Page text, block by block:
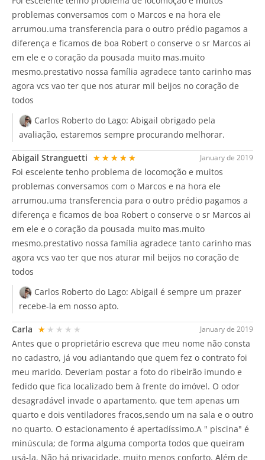
problemas conversamos com o Marcos e na hora ele
arrumou.uma transferencia para o outro prédio pagamos a
diferença e ficamos de boa Robert o conserve o sr Marcos ai
em ele e o coração da pousada muito mas.muito
mesmo.prestativo nossa família agradece tanto carinho mas
agora vcs vao ter que nos aturar mil beijos no coração de
todos
Carlos Roberto do Lago: Abigail obrigado pela
avaliação, estaremos sempre procurando melhorar.
January de 2019
Abigail Stranguetti ★★★★★
Foi escelente tenho problema de locomoção e muitos
problemas conversamos com o Marcos e na hora ele
arrumou.uma transferencia para o outro prédio pagamos a
diferença e ficamos de boa Robert o conserve o sr Marcos ai
em ele e o coração da pousada muito mas.muito
mesmo.prestativo nossa família agradece tanto carinho mas
agora vcs vao ter que nos aturar mil beijos no coração de
todos
Carlos Roberto do Lago: Abigail é sempre um prazer
recebe-la em nosso apto.
January de 2019
Carla ★★★★★
Antes que o proprietário escreva que meu nome não consta
no cadastro, já vou adiantando que quem fez o contrato foi
meu marido. Deveriam postar a foto do ribeirão imundo e
fedido que fica localizado bem à frente do imóvel. O odor
desagradável invade o apartamento, que tem apenas um
quarto e dois ventiladores fracos,sendo um na sala e o outro
no quarto. O estacionamento é apertadíssimo.A " piscina" é
minúscula; de forma alguma comporta todos que queiram
usá-la. Não há privacidade, muito menos conforto. Além de